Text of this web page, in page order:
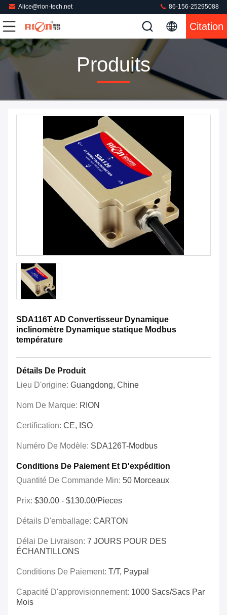
Alice@rion-tech.net 86-156-25295088
Citation
Produits
SDA116T AD Convertisseur Dynamique
inclinomètre Dynamique statique Modbus
température
Détails De Produit
Lieu D'origine: Guangdong, Chine
Nom De Marque: RION
Certification: CE, ISO
Numéro De Modèle: SDA126T-Modbus
Conditions De Paiement Et D'expédition
Quantité De Commande Min: 50 Morceaux
Prix: $30.00 - $130.00/Pieces
Détails D'emballage: CARTON
Délai De Livraison: 7 JOURS POUR DES
ÉCHANTILLONS
Conditions De Paiement: T/T, Paypal
Capacité D'approvisionnement: 1000 Sacs/sacs Par
Mois